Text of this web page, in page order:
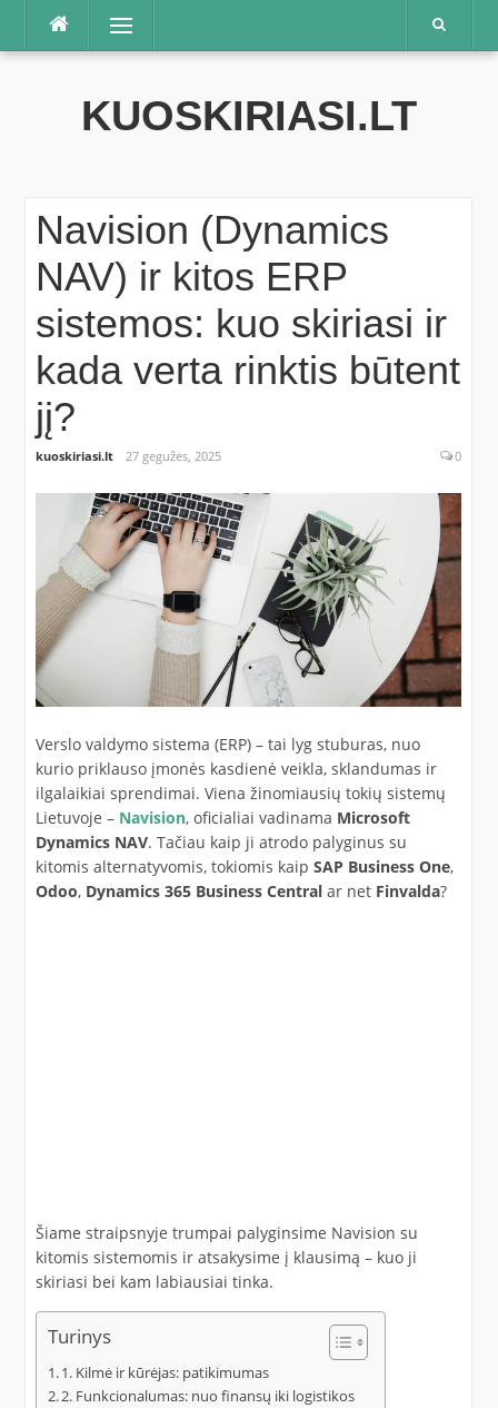
Praleisti
Meniu
KUOSKIRIASI.LT
Navision (Dynamics
NAV) ir kitos ERP
sistemos: kuo skiriasi ir
kada verta rinktis būtent
jį?
kuoskiriasi.lt 27 gegužės, 2025 0
Verslo valdymo sistema (ERP) – tai lyg stuburas, nuo
kurio priklauso įmonės kasdienė veikla, sklandumas ir
ilgalaikiai sprendimai. Viena žinomiausių tokių sistemų
Lietuvoje – Navision, oficialiai vadinama Microsoft
Dynamics NAV. Tačiau kaip ji atrodo palyginus su
kitomis alternatyvomis, tokiomis kaip SAP Business One,
Odoo, Dynamics 365 Business Centralar net Finvalda?
Šiame straipsnyje trumpai palyginsime Navision su
kitomis sistemomis ir atsakysime į klausimą – kuo ji
skiriasi bei kam labiausiai tinka.
Turinys
1. Kilmė ir kūrėjas: patikimumas
2. Funkcionalumas: nuo finansų iki logistikos